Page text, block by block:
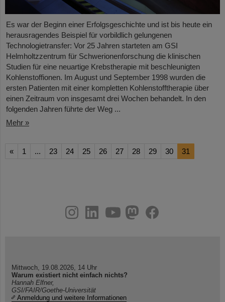
Es war der Beginn einer Erfolgsgeschichte und ist bis heute ein
herausragendes Beispiel für vorbildlich gelungenen
Technologietransfer: Vor 25 Jahren starteten am GSI
Helmholtzzentrum für Schwerionenforschung die klinischen
Studien für eine neuartige Krebstherapie mit beschleunigten
Kohlenstoffionen. Im August und September 1998 wurden die
ersten Patienten mit einer kompletten Kohlenstofftherapie über
einen Zeitraum von insgesamt drei Wochen behandelt. In den
folgenden Jahren führte der Weg ...
Mehr »
« 1 ... 23 24 25 26 27 28 29 30 31
youtube
helmholtz.social
facebook
Mittwoch, 19.08.2026, 14 Uhr
Warum existiert nicht einfach nichts?
Hannah Elfner,
GSI/FAIR/Goethe-Universität
Anmeldung und weitere Informationen